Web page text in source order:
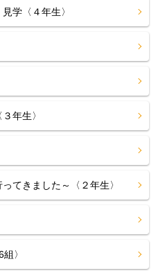
学〈４年生〉
年生〉
てきました～〈２年生〉
〉